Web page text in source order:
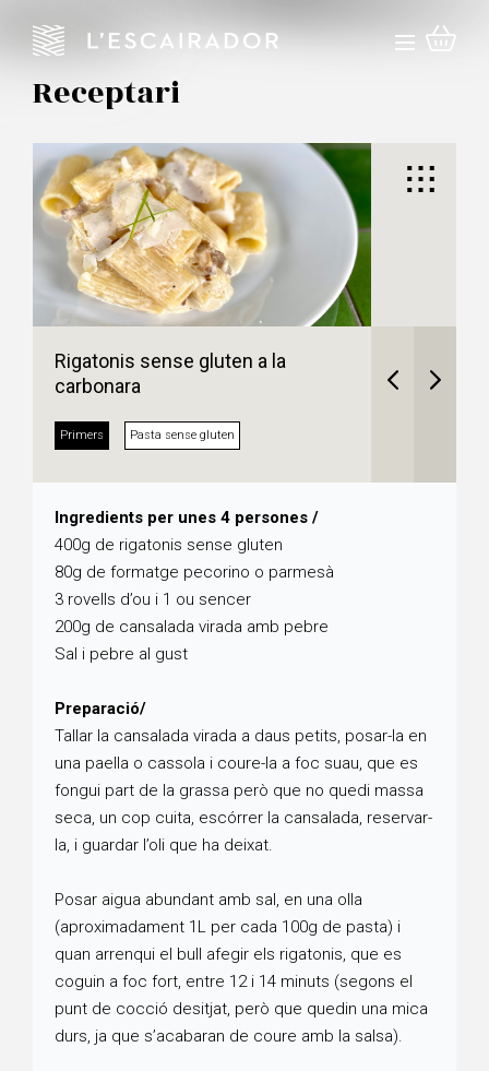
Receptari
Rigatonis sense gluten a la
carbonara
Primers Pasta sense gluten
Ingredients per unes 4 persones /
400g de rigatonis sense gluten
80g de formatge pecorino o parmesà
3 rovells d’ou i 1 ou sencer
200g de cansalada virada amb pebre
Sal i pebre al gust
Preparació/
Tallar la cansalada virada a daus petits, posar-la en
una paella o cassola i coure-la a foc suau, que es
fongui part de la grassa però que no quedi massa
seca, un cop cuita, escórrer la cansalada, reservar-
la, i guardar l’oli que ha deixat.
Posar aigua abundant amb sal, en una olla
(aproximadament 1L per cada 100g de pasta) i
quan arrenqui el bull afegir els rigatonis, que es
coguin a foc fort, entre 12 i 14 minuts (segons el
punt de cocció desitjat, però que quedin una mica
durs, ja que s’acabaran de coure amb la salsa).